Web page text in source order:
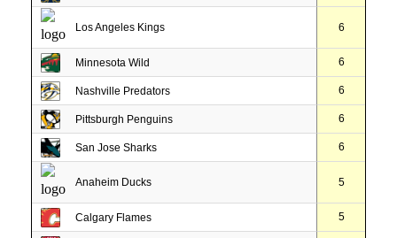
Los Angeles Kings 6
Minnesota Wild 6
Nashville Predators 6
Pittsburgh Penguins 6
San Jose Sharks 6
Anaheim Ducks 5
Calgary Flames 5